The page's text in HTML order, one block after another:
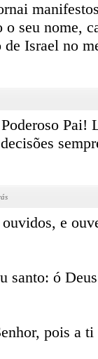
seu nome,
de Israel no
Pai!
e
santo: ó
pois a